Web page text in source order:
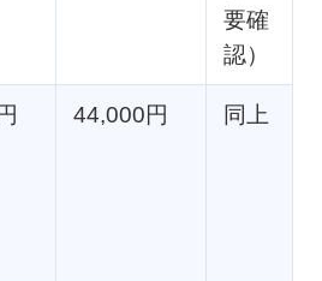
要確
認）
44,000円 同上